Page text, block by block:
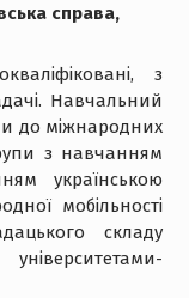
справа,
з
Навчальний
до міжнародних
з навчанням
українською
мобільності
складу